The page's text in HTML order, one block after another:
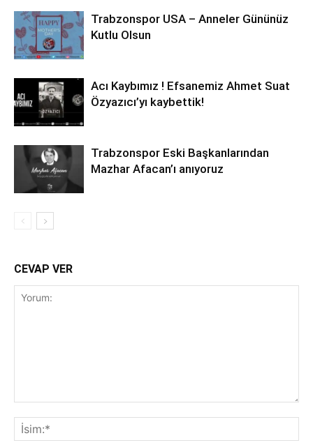
Trabzonspor USA – Anneler Gününüz
Kutlu Olsun
Acı Kaybımız ! Efsanemiz Ahmet Suat
Özyazıcı’yı kaybettik!
Trabzonspor Eski Başkanlarından
Mazhar Afacan’ı anıyoruz
CEVAP VER